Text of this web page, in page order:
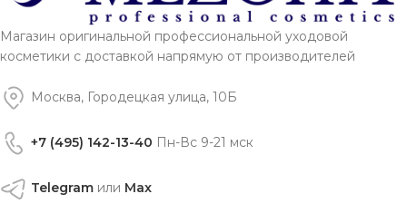
Магазин оригинальной профессиональной уходовой
косметики с доставкой напрямую от производителей
Москва, Городецкая улица, 10Б
+7 (495) 142-13-40 Пн-Вс 9-21 мск
Telegram или Max